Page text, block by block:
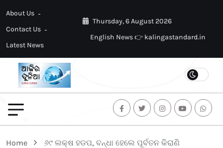
About Us
Contact Us
Latest News
Thursday, 6 August 2026
English News 👉 kalingastandard.in
Home ୬୯ ଲକ୍ଷ ହଡପ, ବନ୍ଧା ହେଲେ ପୂର୍ବତନ କିରାଣି